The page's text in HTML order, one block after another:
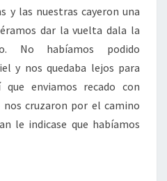
y las nuestras cayeron una
dar la vuelta dala la
No habíamos podido
y nos quedaba lejos para
enviamos recado con
nos cruzaron por el camino
le indicase que habíamos